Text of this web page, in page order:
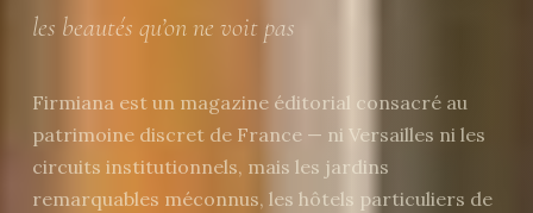
les beautés qu’on ne voit pas
Firmiana est un magazine éditorial consacré au
patrimoine discret de France — ni Versailles ni les
circuits institutionnels, mais les jardins
remarquables méconnus, les hôtels particuliers de